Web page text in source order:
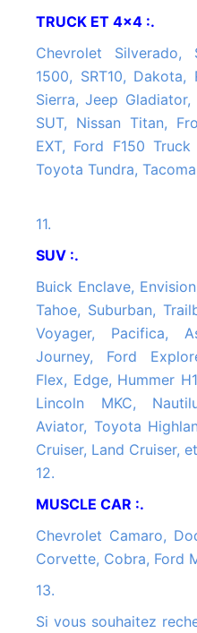
TRUCK ET 4x4 :.
Chevrolet Silverado, S10, SSR, Dodge Ram
1500, SRT10, Dakota,
Sierra, Jeep
SUT, Nissan Titan,
EXT, Ford F150
Toyota Tundra,
11.
SUV :.
Buick Enclave, Envision, Encore, Chevrolet Trax,
Tahoe, Suburban,
Voyager, Pacifica,
Journey, Ford
Flex, Edge, Hummer
Lincoln MKC,
Aviator, Toyota
Cruiser, Land Cruiser,
12.
MUSCLE CAR :.
Chevrolet Camaro, Dodge Challenger, Charger,
Corvette, Cobra, Ford
13.
Si vous souhaitez rechercher votre voiture voici